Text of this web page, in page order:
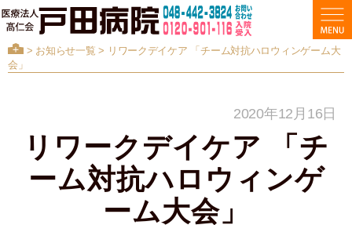
> お知らせ一覧 > リワークデイケア 「チーム対抗ハロウィンゲーム大
会」
2020年12月16日
リワークデイケア 「チ
ーム対抗ハロウィンゲ
ーム大会」